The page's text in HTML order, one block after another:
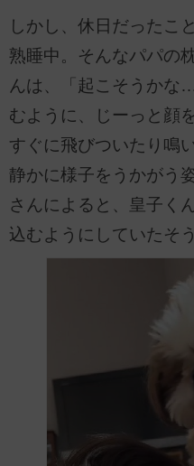
しかし、休日だったこ
熟睡中。そんなパパの
んは、「起こそうか
むように、じーっと顔
すぐに飛びついたり鳴
静かに様子をうかがう
さんによると、皇子く
込むようにしていたそ